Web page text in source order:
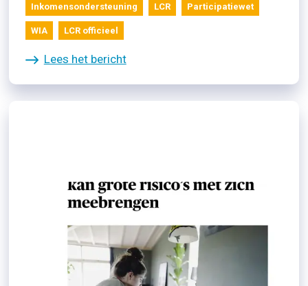
Inkomensondersteuning LCR Participatiewet
WIA LCR officieel
Lees het bericht